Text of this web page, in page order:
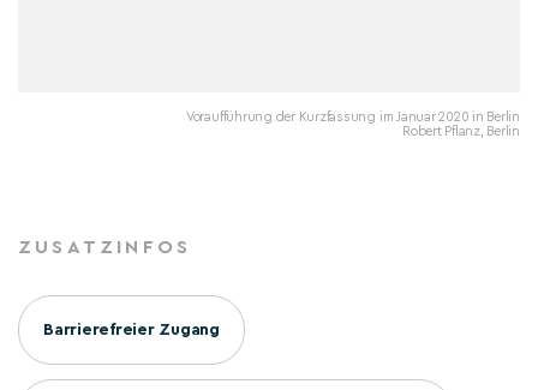
Voraufführung der Kurzfassung im Januar 2020 in Berlin
Robert Pflanz, Berlin
ZUSATZINFOS
Barrierefreier Zugang